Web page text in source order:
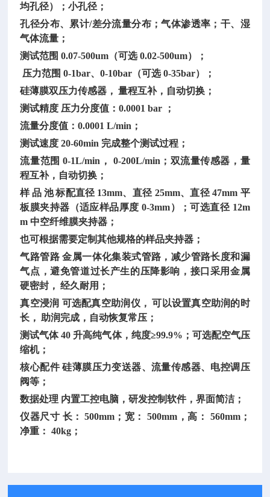
均孔径）；小孔径；
孔径分布、累计/差分流量分布；气体渗透率；干、湿
气体流量；
测试范围 0.07-500um（可选 0.02-500um）；
压力范围 0-1bar、0-10bar（可选 0-35bar）；
硅薄膜双压力传感器， 量程互补，自动切换；
测试精度 压力分度值：0.0001 bar ；
流量分度值：0.0001 L/min；
测试速度 20-60min 完成整个测试过程；
流量范围 0-1L/min， 0-200L/min；双流量传感器，量
程互补，自动切换；
样品 池标配直径 13mm、直径 25mm、直径 47mm 平
板膜夹持器（适应样品厚度 0-3mm）；可选直径 12m
m 中空纤维膜夹持器；
也可根据需要定制其他规格的样品夹持器；
气路管路 金属一体化集装式管路，减少管路长度和漏
气点，避免管道过长产生的压降影响，接口采用金属
硬密封， 经久耐用；
真空浸润 可选配真空助润仪， 可以设置真空助润的时
长， 助润完成，自动恢复常压；
测试气体40 升高纯气体，纯度≥99.9%；可选配空气压
缩机；
核心配件 硅薄膜压力变送器、流量传感器、电控调压
阀等；
数据处理 内置工控电脑，研发控制软件，界面简洁；
仪器尺寸 长：
500mm；宽： 500mm，高： 560mm；
净重： 40kg；